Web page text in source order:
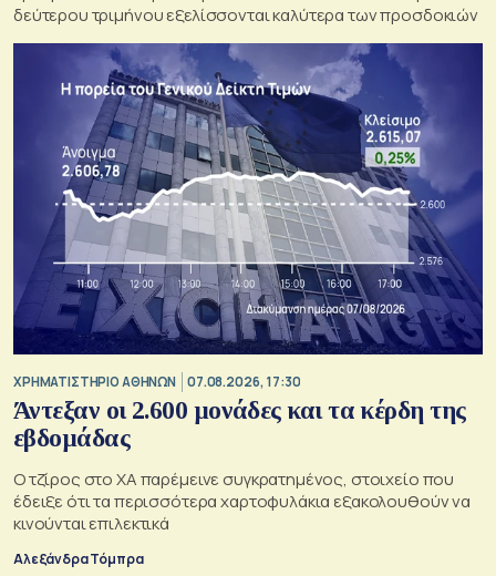
δεύτερου τριμήνου εξελίσσονται καλύτερα των προσδοκιών
XΡΗΜΑΤΙΣΤΗΡΙΟ ΑΘΗΝΩΝ 07.08.2026, 17:30
Άντεξαν οι 2.600 μονάδες και τα κέρδη της
εβδομάδας
Ο τζίρος στο ΧΑ παρέμεινε συγκρατημένος, στοιχείο που
έδειξε ότι τα περισσότερα χαρτοφυλάκια εξακολουθούν να
κινούνται επιλεκτικά
Αλεξάνδρα Τόμπρα